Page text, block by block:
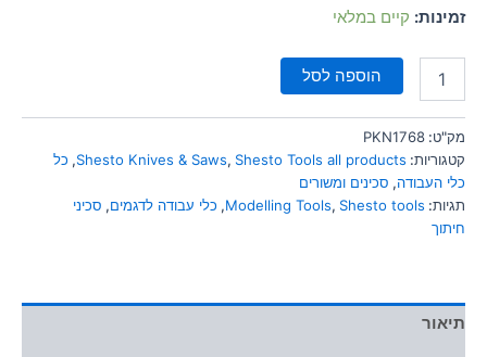
font_downloadזמינות: קיים במלאי
הוספה לסל
מק"ט: PKN1768
קטגוריות:
Shesto Knives & Saws, Shesto Tools all products
, כל
כלי העבודה, סכינים ומשורים
תגיות:
Modelling Tools, Shesto tools
, כלי עבודה לדגמים, סכיני
חיתוך
תיאור